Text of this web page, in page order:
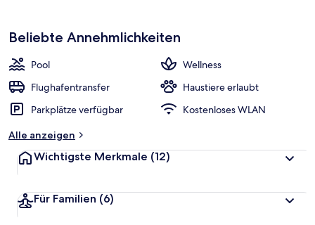
Beliebte Annehmlichkeiten
Pool
Wellness
Flughafentransfer
Haustiere erlaubt
Parkplätze verfügbar
Kostenloses WLAN
Alle anzeigen
Wichtigste Merkmale (12)
Für Familien (6)